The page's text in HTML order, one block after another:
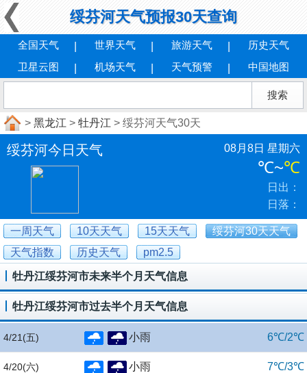
绥芬河天气预报30天查询
全国天气 世界天气 旅游天气
历史天气
卫星云图
机场天气 天气预警 中国地图
> 黑龙江 > 牡丹江 > 绥芬河天气30天
绥芬河今日天气 08月8日 星期六
℃~℃
日出：
日落：
一周天气 10天天气 15天天气
绥芬河30天天气
天气指数
历史天气 pm2.5
牡丹江绥芬河市未来半个月天气信息
牡丹江绥芬河市过去半个月天气信息
4/21 (五) 小雨 6℃/2℃
4/20(六) 小雨 7℃/3℃